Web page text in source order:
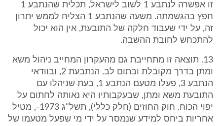
זו אפשרה לנתבע 1 לשוב לישראל, תכלית שהנתבע 1
חפץ בהגשמתה. משעה שהנתבע 1 הצליח לממש יתרון
זה, על ידי שעבוד חלקה של התובעת, אין הוא יכול
להתכחש לחובת ההשבה.
13. תוצאה זו מתחייבת גם מהעקרון המחייב ניהול משא
ומתן בדרך מקובלת ובתום לב. הנתבעת 2, ובוודאי
הנתבע 3, פעלו מטעם הנתבע 1, בעת שניהלו עם
התובעת משא ומתן, שבעקבותיו היא נאותה לחתום על
יפוי הכוח. חוק החוזים (חלק כללי), תשל"ג 1973-, מטיל
אחריות ביחס למידע שנמסר על ידי מי שפעל מטעמו של